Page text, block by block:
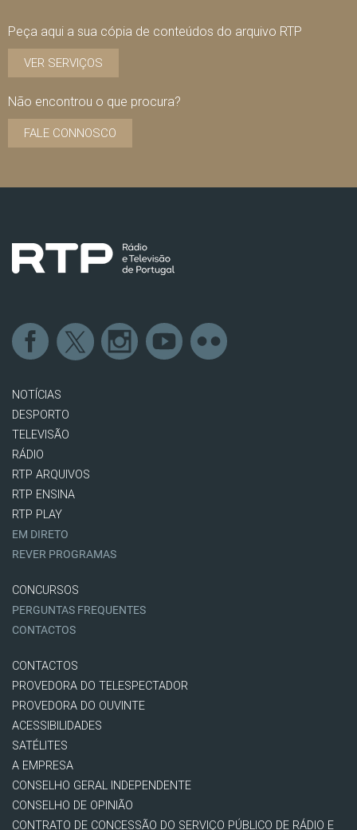
Peça aqui a sua cópia de conteúdos do arquivo RTP
VER SERVIÇOS
Não encontrou o que procura?
FALE CONNOSCO
NOTÍCIAS
DESPORTO
TELEVISÃO
RÁDIO
RTP ARQUIVOS
RTP ENSINA
RTP PLAY
EM DIRETO
REVER PROGRAMAS
CONCURSOS
PERGUNTAS FREQUENTES
CONTACTOS
CONTACTOS
PROVEDORA DO TELESPECTADOR
PROVEDORA DO OUVINTE
ACESSIBILIDADES
SATÉLITES
A EMPRESA
CONSELHO GERAL INDEPENDENTE
CONSELHO DE OPINIÃO
CONTRATO DE CONCESSÃO DO SERVIÇO PÚBLICO DE RÁDIO E